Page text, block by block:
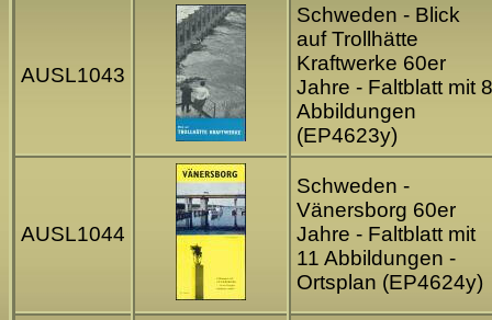
AUSL1043
Schweden - Blick
auf Trollhätte
Kraftwerke 60er
Jahre - Faltblatt mit 8
Abbildungen
(EP4623y)
AUSL1044
Schweden -
Vänersborg 60er
Jahre - Faltblatt mit
11 Abbildungen -
Ortsplan (EP4624y)